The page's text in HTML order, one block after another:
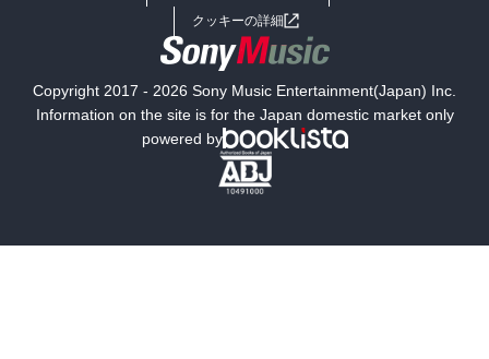
小説
海外小説
ミステリー SF
文学
クッキーの詳細
Copyright 2017 - 2026 Sony Music Entertainment(Japan) Inc.
Information on the site is for the Japan domestic market only
powered by